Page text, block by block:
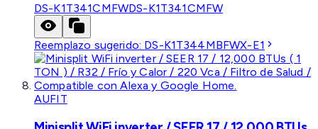
DS-K1T341CMFWDS-K1T341CMFW
Reemplazo sugerido: DS-K1T344MBFWX-E1
AUFIT